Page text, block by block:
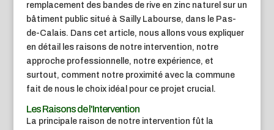
remplacement des bandes de rive en zinc naturel sur un
bâtiment public situé à Sailly Labourse, dans le Pas-
de-Calais. Dans cet article, nous allons vous expliquer
en détail les raisons de notre intervention, notre
approche professionnelle, notre expérience, et
surtout, comment notre proximité avec la commune
fait de nous le choix idéal pour ce projet crucial.
Les Raisons de l'Intervention
La principale raison de notre intervention fût la